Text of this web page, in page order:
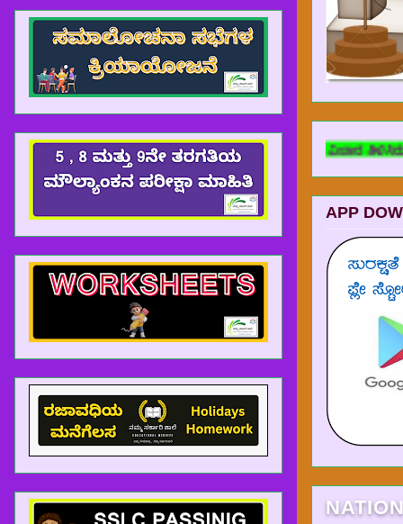
ರಾಜ್ಯದ ಸಾಕಷ್ಟು ಶಿಕ್ಷಕ ಮಿತ್ರರು ವಿಚಾರ ತಿಳಿಸಿರುತ್ತಾರೆ.
APP